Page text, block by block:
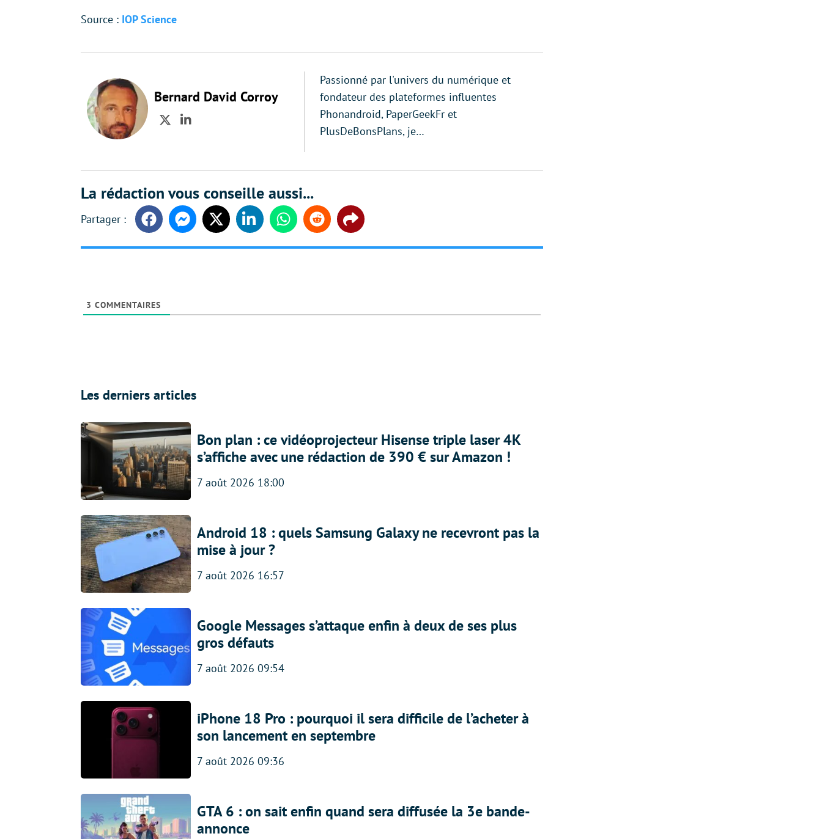
Source : IOP Science
Bernard David Corroy
TwitterLinkedIn
Passionné par l'univers du numérique et
fondateur des plateformes influentes
Phonandroid, PaperGeekFr et
PlusDeBonsPlans, je…
La rédaction vous conseille aussi...
FacebookMessengerTwitter LinkedinWhatsappReddit Share
3 COMMENTAIRES
Les derniers articles
Bon plan : ce vidéoprojecteur Hisense triple laser 4K
s’affiche avec une rédaction de 390 € sur Amazon !
7 août 2026 18:00
Android 18 : quels Samsung Galaxy ne recevront pas la
mise à jour ?
7 août 2026 16:57
Google Messages s’attaque enfin à deux de ses plus
gros défauts
7 août 2026 09:54
iPhone 18 Pro : pourquoi il sera difficile de l’acheter à
son lancement en septembre
7 août 2026 09:36
GTA 6 : on sait enfin quand sera diffusée la 3e bande-
annonce